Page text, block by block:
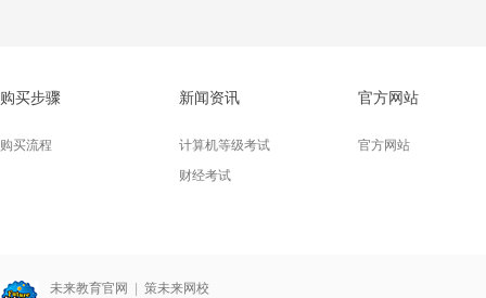
购买步骤
购买流程
新闻资讯
计算机等级考试
财经考试
官方网站
官方网站
未来教育官网
策未来网校